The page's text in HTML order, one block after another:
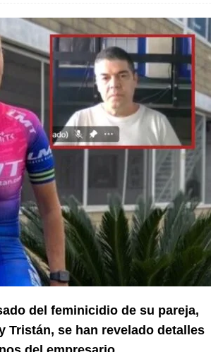
colombiano reconocido en el mundo LO
del feminicidio de su pareja,
Tristán, se han revelado detalles